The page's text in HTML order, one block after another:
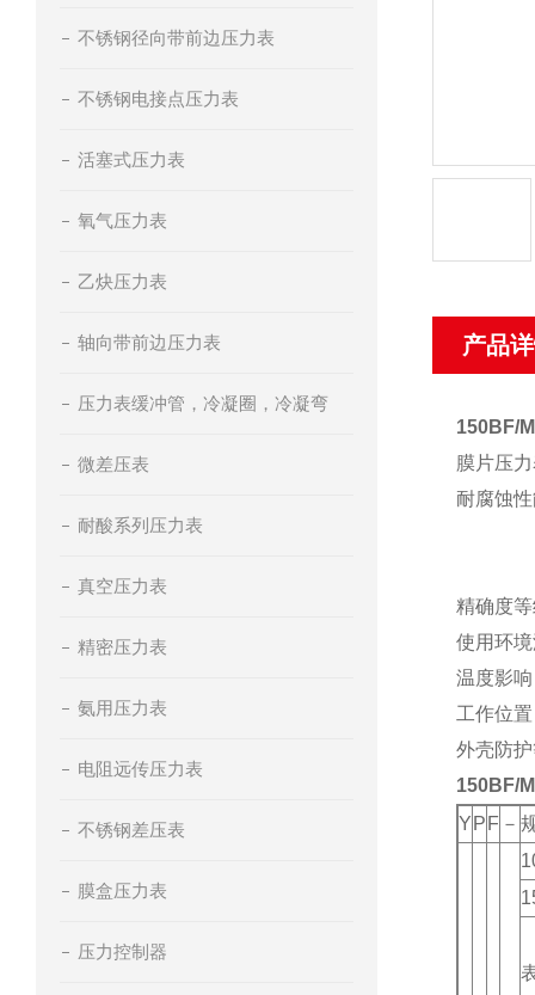
不锈钢径向带前边压力表
不锈钢电接点压力表
活塞式压力表
氧气压力表
乙炔压力表
轴向带前边压力表
压力表缓冲管，冷凝圈，冷凝弯
微差压表
耐酸系列压力表
真空压力表
精密压力表
氨用压力表
电阻远传压力表
不锈钢差压表
膜盒压力表
压力控制器
产品
150BF/
膜片压
耐腐蚀
精确度
使用环
温度影
工作位
外壳防
150BF/
Y P F －